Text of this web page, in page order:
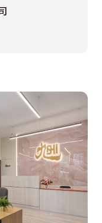
計感與質感。